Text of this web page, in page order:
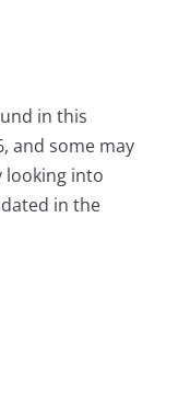
in this
and some may
looking into
in the